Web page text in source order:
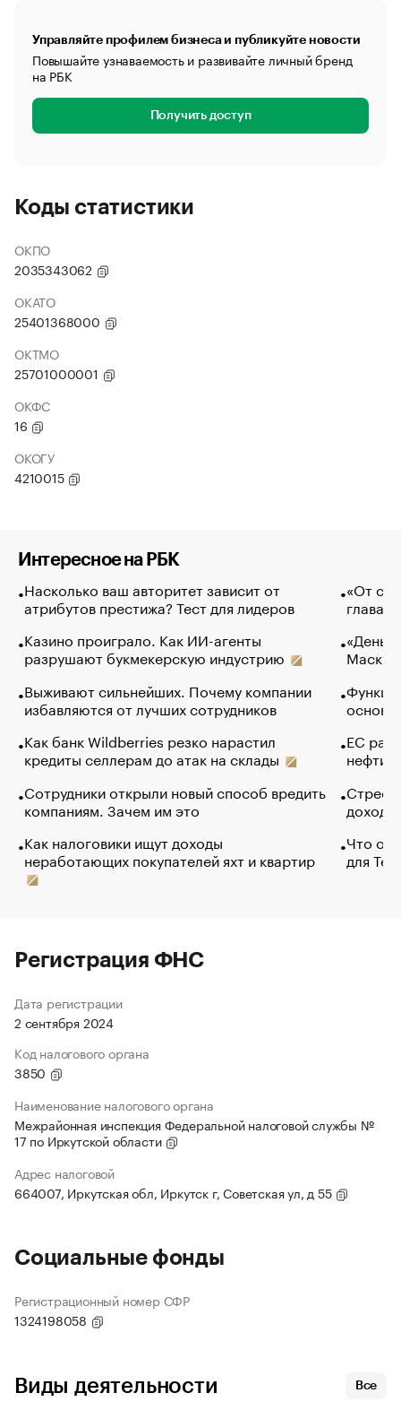
Управляйте профилем бизнеса и публикуйте новости
Повышайте узнаваемость и развивайте личный бренд
на РБК
Получить доступ
Коды статистики
ОКПО
2035343062
ОКАТО
25401368000
ОКТМО
25701000001
ОКФС
16
ОКОГУ
4210015
Интересное на РБК
Насколько ваш авторитет зависит от
атрибутов престижа? Тест для лидеров
Казино проиграло. Как ИИ-агенты
разрушают букмекерскую индустрию
Выживают сильнейших. Почему компании
избавляются от лучших сотрудников
Как банк Wildberries резко нарастил
кредиты селлерам до атак на склады
Сотрудники открыли новый способ вредить
компаниям. Зачем им это
Как налоговики ищут доходы
неработающих покупателей яхт и квартир
«От
глава
Маск в
основ
ЕС
нефти
Что
для
Регистрация ФНС
Дата регистрации
2 сентября 2024
Код налогового органа
3850
Наименование налогового органа
Межрайонная инспекция Федеральной налоговой службы №
17 по Иркутской области
Адрес налоговой
664007, Иркутская обл, Иркутск г, Советская ул, д 55
Социальные фонды
Регистрационный номер СФР
1324198058
Виды деятельности Все